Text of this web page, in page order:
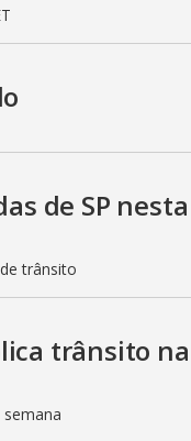
de SP nesta
trânsito
trânsito na